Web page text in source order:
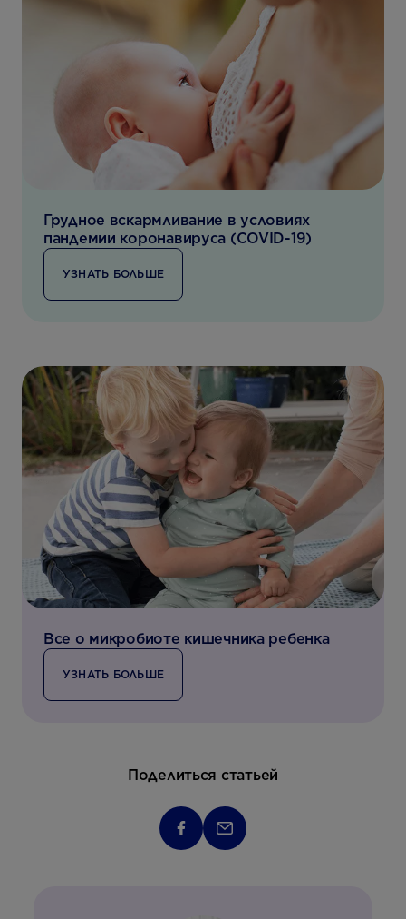
Грудное вскармливание в условиях
пандемии коронавируса (COVID-19)
УЗНАТЬ БОЛЬШЕ
Все о микробиоте кишечника ребенка
УЗНАТЬ БОЛЬШЕ
Поделиться статьей